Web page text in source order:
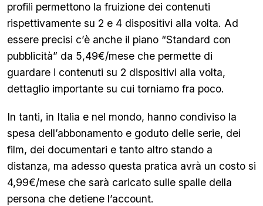
profili permettono la fruizione dei contenuti
rispettivamente su 2 e 4 dispositivi alla volta. Ad
essere precisi c’è anche il piano “Standard con
pubblicità” da 5,49€/mese che permette di
guardare i contenuti su 2 dispositivi alla volta,
dettaglio importante su cui torniamo fra poco.
In tanti, in Italia e nel mondo, hanno condiviso la
spesa dell’abbonamento e goduto delle serie, dei
film, dei documentari e tanto altro stando a
distanza, ma adesso questa pratica avrà un costo si
4,99€/mese che sarà caricato sulle spalle della
persona che detiene l’account.